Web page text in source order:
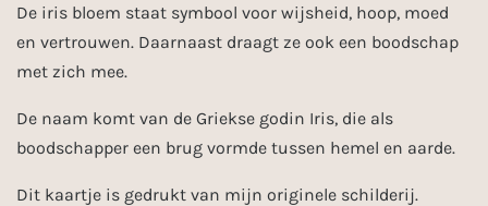
De iris bloem staat symbool voor wijsheid, hoop, moed
en vertrouwen. Daarnaast draagt ze ook een boodschap
met zich mee.
De naam komt van de Griekse godin Iris, die als
boodschapper een brug vormde tussen hemel en aarde.
Dit kaartje is gedrukt van mijn originele schilderij.